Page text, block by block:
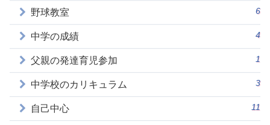
野球教室 6
中学の成績 4
父親の発達育児参加 1
中学校のカリキュラム 3
自己中心 11